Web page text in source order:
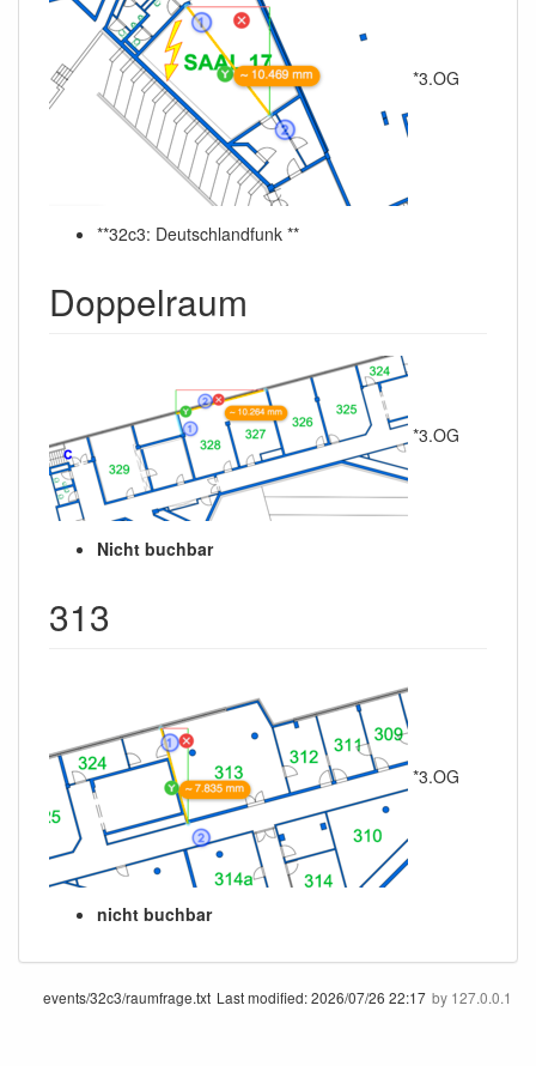
*3.OG
**32c3: Deutschlandfunk **
Doppelraum
*3.OG
Nicht buchbar
313
*3.OG
nicht buchbar
events/32c3/raumfrage.txt Last modified:2026/07/26 22:17 by 127.0.0.1